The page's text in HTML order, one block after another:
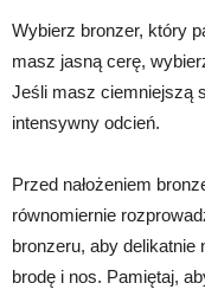
Wybierz bronzer, który
masz jasną cerę,
Jeśli masz ciemniejszą
intensywny odcień.
Przed nałożeniem
równomiernie
bronzeru, aby delikatnie
brodę i nos. Pamiętaj,